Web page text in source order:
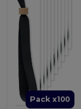
Pack x100